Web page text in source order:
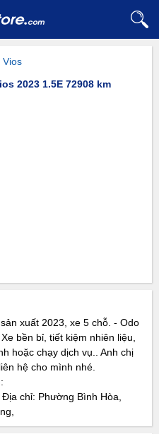
Vios
2023 1.5E 72908 km
xuất 2023, xe 5 chỗ. - Odo
bền bỉ, tiết kiệm nhiên liệu,
hoặc chạy dịch vụ.. Anh chị
hệ cho mình nhé.
chỉ: Phường Bình Hòa,